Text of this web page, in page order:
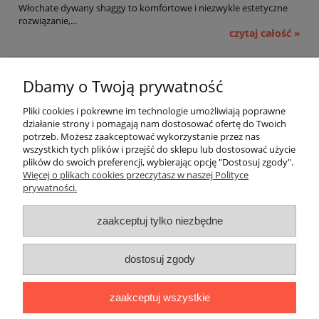
Włochate dywany shaggy to komfortowe i niezwykle estetyczne
rozwiązanie,...
czytaj całość »
Płatności i dostawa
Informacje
O nas
Witosz i Spółka
44-203 Rybnik ul. Brzezińska 50c
telefon:511760570
Facebook
Dbamy o Twoją prywatność
Pliki cookies i pokrewne im technologie umożliwiają poprawne
działanie strony i pomagają nam dostosować ofertę do Twoich
potrzeb. Możesz zaakceptować wykorzystanie przez nas
wszystkich tych plików i przejść do sklepu lub dostosować użycie
plików do swoich preferencji, wybierając opcję "Dostosuj zgody".
Więcej o plikach cookies przeczytasz w naszej Polityce
prywatności.
zaakceptuj tylko niezbędne
dostosuj zgody
zaakceptuj wszystkie